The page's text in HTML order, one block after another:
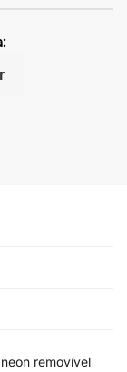
removível